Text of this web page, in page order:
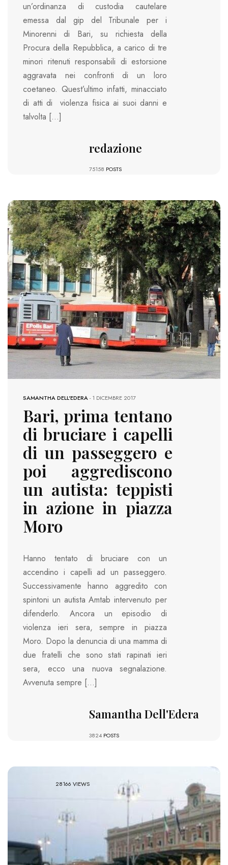
un’ordinanza di custodia cautelare
emessa dal gip del Tribunale per i
Minorenni di Bari, su richiesta della
Procura della Repubblica, a carico di tre
minori ritenuti responsabili di estorsione
aggravata nei confronti di un loro
coetaneo. Quest’ultimo infatti, minacciato
di atti di violenza fisica ai suoi danni e
talvolta […]
redazione
75158 POSTS
9342 VIEWS
SAMANTHA DELL'EDERA-1 DICEMBRE 2017
Bari, prima tentano
di bruciare i capelli
di un passeggero e
poi aggrediscono
un autista: teppisti
in azione in piazza
Moro
Hanno tentato di bruciare con un
accendino i capelli ad un passeggero.
Successivamente hanno aggredito con
spintoni un autista Amtab intervenuto per
difenderlo. Ancora un episodio di
violenza ieri sera, sempre in piazza
Moro. Dopo la denuncia di una mamma di
due fratelli che sono stati rapinati ieri
sera, ecco una nuova segnalazione.
Avvenuta sempre […]
Samantha Dell'Edera
3824 POSTS
28166 VIEWS